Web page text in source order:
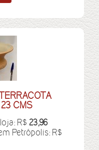
CMS
R$ 23,96
Petrópolis: R$